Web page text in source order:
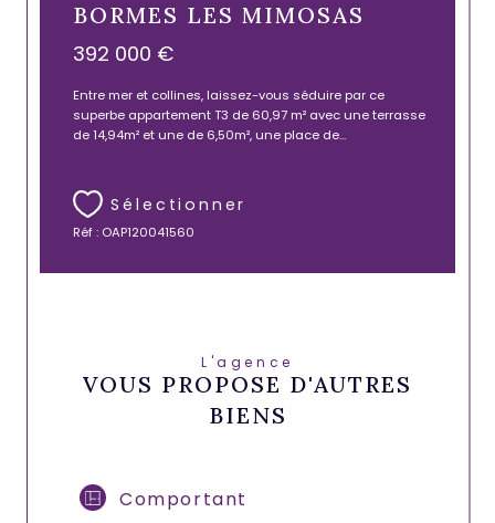
BORMES LES MIMOSAS
392 000 €
Entre mer et collines, laissez-vous séduire par ce
superbe appartement T3 de 60,97 m² avec une terrasse
de 14,94m² et une de 6,50m², une place de...
Sélectionner
Réf : OAP120041560
L'agence
VOUS PROPOSE D'AUTRES
BIENS
Comportant